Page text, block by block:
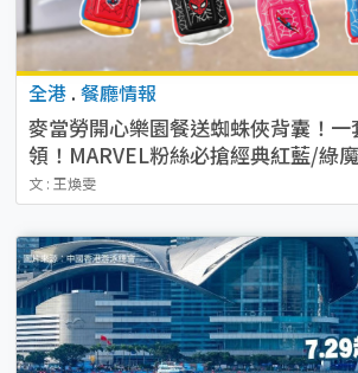
全港 . 餐廳情報
麥當勞開心樂園餐送蜘蛛俠背囊！
領！MARVEL粉絲必搶經典紅藍/綠
文 : 王煥雯